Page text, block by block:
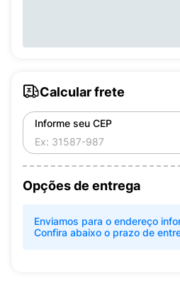
Calcular frete
Informe seu CEP
Opções de entrega
Enviamos para o endereço
Confira abaixo o prazo de